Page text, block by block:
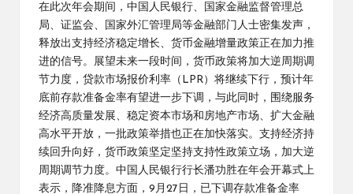
在此次年会期间，中国人民银行、国家金融监督管理总
局、证监会、国家外汇管理局等金融部门人士密集发声，
释放出支持经济稳定增长、货币金融增量政策正在加力推
进的信号。展望未来一段时间，货币政策将加大逆周期调
节力度，贷款市场报价利率（LPR）将继续下行，预计年
底前存款准备金率有望进一步下调，与此同时，围绕服务
经济高质量发展、稳定资本市场和房地产市场、扩大金融
高水平开放，一批政策举措也正在加快落实。支持经济持
续回升向好，货币政策坚定坚持支持性政策立场，加大逆
周期调节力度。中国人民银行行长潘功胜在年会开幕式上
表示，降准降息方面，9月27日，已下调存款准备金率